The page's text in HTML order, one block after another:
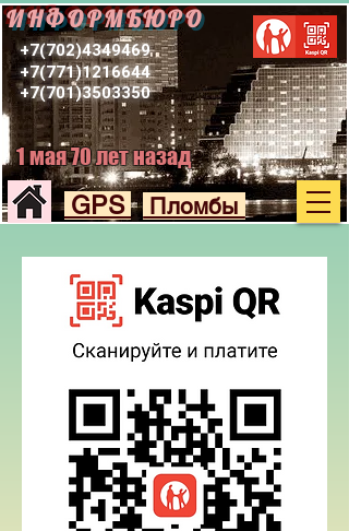
ИНФОРМБЮРО
+7(701)3503350
+7(702)4349469
+7(771)1216644
GPS Пломбы
1 мая 70 лет назад